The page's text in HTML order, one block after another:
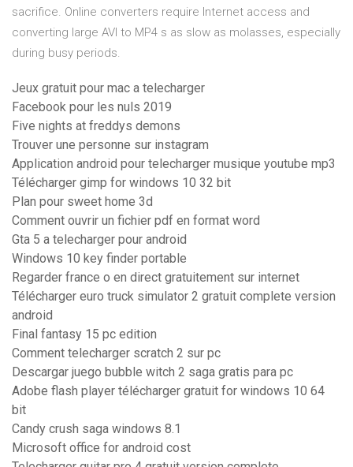
sacrifice. Online converters require Internet access and
converting large AVI to MP4 s as slow as molasses, especially
during busy periods.
Jeux gratuit pour mac a telecharger
Facebook pour les nuls 2019
Five nights at freddys demons
Trouver une personne sur instagram
Application android pour telecharger musique youtube mp3
Télécharger gimp for windows 10 32 bit
Plan pour sweet home 3d
Comment ouvrir un fichier pdf en format word
Gta 5 a telecharger pour android
Windows 10 key finder portable
Regarder france o en direct gratuitement sur internet
Télécharger euro truck simulator 2 gratuit complete version
android
Final fantasy 15 pc edition
Comment telecharger scratch 2 sur pc
Descargar juego bubble witch 2 saga gratis para pc
Adobe flash player télécharger gratuit for windows 10 64
bit
Candy crush saga windows 8.1
Microsoft office for android cost